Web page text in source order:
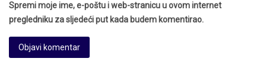
Spremi moje ime, e-poštu i web-stranicu u ovom internet
pregledniku za sljedeći put kada budem komentirao.